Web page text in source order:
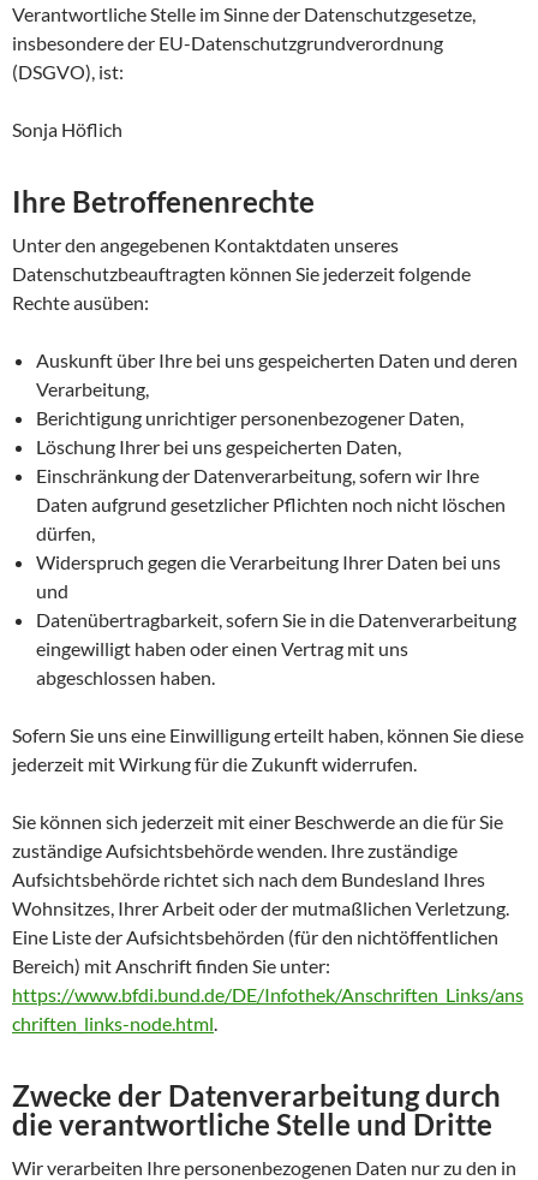
Verantwortliche Stelle im Sinne der Datenschutzgesetze,
insbesondere der EU-Datenschutzgrundverordnung
(DSGVO), ist:
Sonja Höflich
Ihre Betroffenenrechte
Unter den angegebenen Kontaktdaten unseres
Datenschutzbeauftragten können Sie jederzeit folgende
Rechte ausüben:
Auskunft über Ihre bei uns gespeicherten Daten und deren
Verarbeitung,
Berichtigung unrichtiger personenbezogener Daten,
Löschung Ihrer bei uns gespeicherten Daten,
Einschränkung der Datenverarbeitung, sofern wir Ihre
Daten aufgrund gesetzlicher Pflichten noch nicht löschen
dürfen,
Widerspruch gegen die Verarbeitung Ihrer Daten bei uns
und
Datenübertragbarkeit, sofern Sie in die Datenverarbeitung
eingewilligt haben oder einen Vertrag mit uns
abgeschlossen haben.
Sofern Sie uns eine Einwilligung erteilt haben, können Sie diese
jederzeit mit Wirkung für die Zukunft widerrufen.
Sie können sich jederzeit mit einer Beschwerde an die für Sie
zuständige Aufsichtsbehörde wenden. Ihre zuständige
Aufsichtsbehörde richtet sich nach dem Bundesland Ihres
Wohnsitzes, Ihrer Arbeit oder der mutmaßlichen Verletzung.
Eine Liste der Aufsichtsbehörden (für den nichtöffentlichen
Bereich) mit Anschrift finden Sie unter:
https://www.bfdi.bund.de/DE/Infothek/Anschriften_Links/ans
chriften_links-node.html
Zwecke der Datenverarbeitung durch
die verantwortliche Stelle und Dritte
Wir verarbeiten Ihre personenbezogenen Daten nur zu den in